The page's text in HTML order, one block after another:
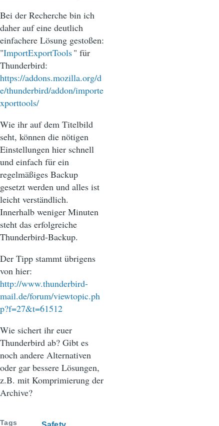
Bei der Recherche bin ich
daher auf eine deutlich
einfachere Lösung gestoßen:
"ImportExportTools" für
Thunderbird:
https://addons.mozilla.org/d
e/thunderbird/addon/importe
xporttools/
Wie ihr auf dem Titelbild
seht, können die nötigen
Einstellungen hier schnell
und einfach für ein
regelmäßiges Backup
gesetzt werden und alles ist
leicht verständlich.
Innerhalb weniger Minuten
steht das erfolgreiche
Thunderbird-Backup.
Der Tipp stammt übrigens
von hier:
http://www.thunderbird-
mail.de/forum/viewtopic.ph
p?f=27&t=61512
Wie sichert ihr euer
Thunderbird ab? Gibt es
noch andere Alternativen
oder gar bessere Lösungen,
z.B. mit Komprimierung der
Archive?
Tags